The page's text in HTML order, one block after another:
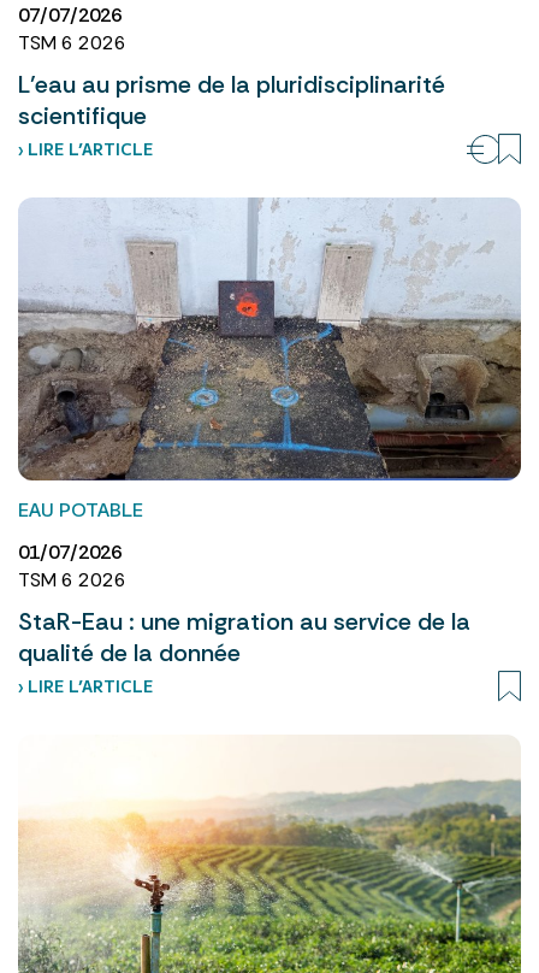
07/07/2026
TSM 6 2026
L’eau au prisme de la pluridisciplinarité
scientifique
› LIRE L’ARTICLE
EAU POTABLE
01/07/2026
TSM 6 2026
StaR-Eau : une migration au service de la
qualité de la donnée
› LIRE L’ARTICLE